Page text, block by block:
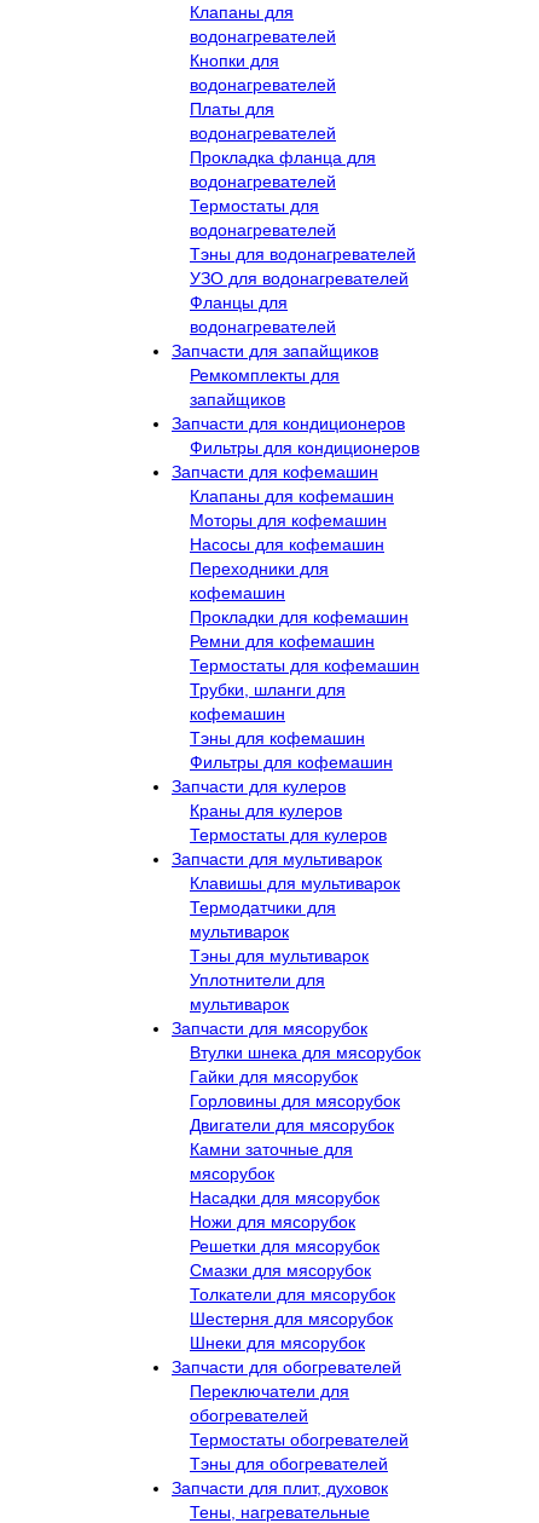
Клапаны для
водонагревателей
Кнопки для
водонагревателей
Платы для
водонагревателей
Прокладка фланца для
водонагревателей
Термостаты для
водонагревателей
Тэны для водонагревателей
УЗО для водонагревателей
Фланцы для
водонагревателей
Запчасти для запайщиков
Ремкомплекты для
запайщиков
Запчасти для кондиционеров
Фильтры для кондиционеров
Запчасти для кофемашин
Клапаны для кофемашин
Моторы для кофемашин
Насосы для кофемашин
Переходники для
кофемашин
Прокладки для кофемашин
Ремни для кофемашин
Термостаты для кофемашин
Трубки, шланги для
кофемашин
Тэны для кофемашин
Фильтры для кофемашин
Запчасти для кулеров
Краны для кулеров
Термостаты для кулеров
Запчасти для мультиварок
Клавишы для мультиварок
Термодатчики для
мультиварок
Тэны для мультиварок
Уплотнители для
мультиварок
Запчасти для мясорубок
Втулки шнека для мясорубок
Гайки для мясорубок
Горловины для мясорубок
Двигатели для мясорубок
Камни заточные для
мясорубок
Насадки для мясорубок
Ножи для мясорубок
Решетки для мясорубок
Смазки для мясорубок
Толкатели для мясорубок
Шестерня для мясорубок
Шнеки для мясорубок
Запчасти для обогревателей
Переключатели для
обогревателей
Термостаты обогревателей
Тэны для обогревателей
Запчасти для плит, духовок
Тены, нагревательные